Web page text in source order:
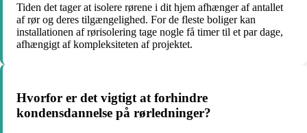
Tiden det tager at isolere rørene i dit hjem afhænger af antallet
af rør og deres tilgængelighed. For de fleste boliger kan
installationen af rørisolering tage nogle få timer til et par dage,
afhængigt af kompleksiteten af ​​projektet.
Hvorfor er det vigtigt at forhindre
kondensdannelse på rørledninger?